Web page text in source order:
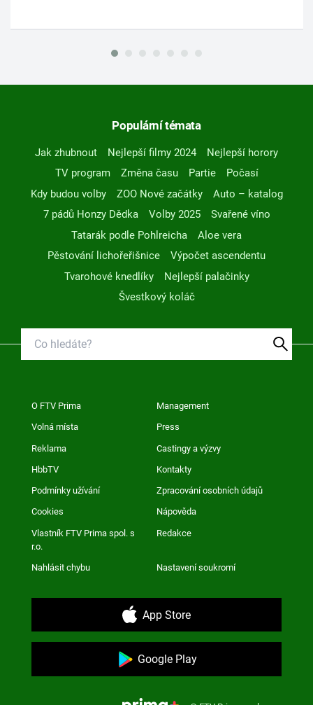
Populární témata
Jak zhubnout Nejlepší filmy 2024
Nejlepší horory
TV program
Změna času Partie
Počasí
Kdy budou volby
ZOO Nové začátky
Auto – katalog
7 pádů Honzy Dědka
Volby 2025
Svařené víno
Tatarák podle Pohlreicha
Aloe vera
Pěstování lichořeřišnice
Výpočet ascendentu
Tvarohové knedlíky
Nejlepší palačinky
Švestkový koláč
O FTV Prima Management
Volná místa Press
Reklama Castingy a výzvy
HbbTV Kontakty
Podmínky užívání Zpracování osobních údajů
Cookies Nápověda
Vlastník FTV Prima spol. s
r.o.
Redakce
Nahlásit chybu Nastavení soukromí
App Store
Google Play